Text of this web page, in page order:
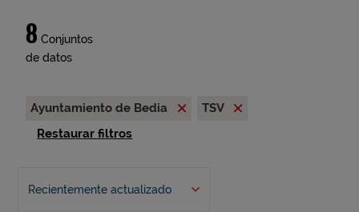
8 Conjuntos
de datos
Ayuntamiento de Bedia
TSV
Restaurar filtros
Recientemente actualizado